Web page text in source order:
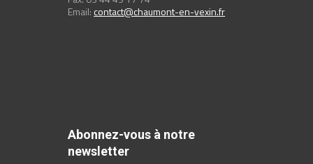
Email: contact@chaumont-en-vexin.fr
Abonnez-vous à notre
newsletter